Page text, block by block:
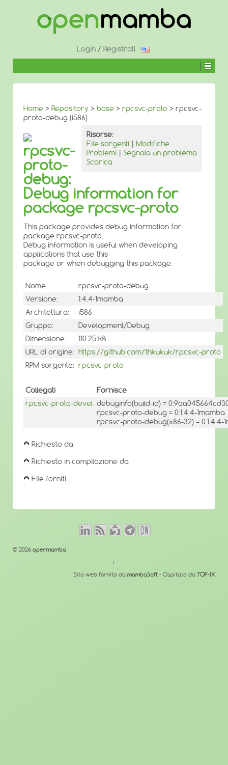
CONTENUTO
Login / Registrati
Home > Repository > base > rpcsvc-proto > rpcsvc-
proto-debug (i586)
Risorse:
File sorgenti | Modifiche
Problemi | Segnala un problema
Scarica
rpcsvc-
proto-
debug:
Debug information for
package rpcsvc-proto
This package provides debug information for
package rpcsvc-proto.
Debug information is useful when developing
applications that use this
package or when debugging this package.
Nome:
rpcsvc-proto-debug
Versione:
1.4.4-1mamba
Architettura:
i586
Gruppo:
Development/Debug
Dimensione:
110.25 kB
URL di origine: https://github.com/thkukuk/rpcsvc-proto
RPM sorgente: rpcsvc-proto
Collegati
Fornisce
rpcsvc-proto-devel debuginfo(build-id) =
rpcsvc-proto-debug = 0:1.4.4-1mamba
rpcsvc-proto-debug(x86-32) = 0:1.4.4-
Richiesto da
Richiesto in compilazione da
File forniti
© 2026 openmamba
↑
Sito web fornito da mambaSoft - Ospitato da TOP-IX